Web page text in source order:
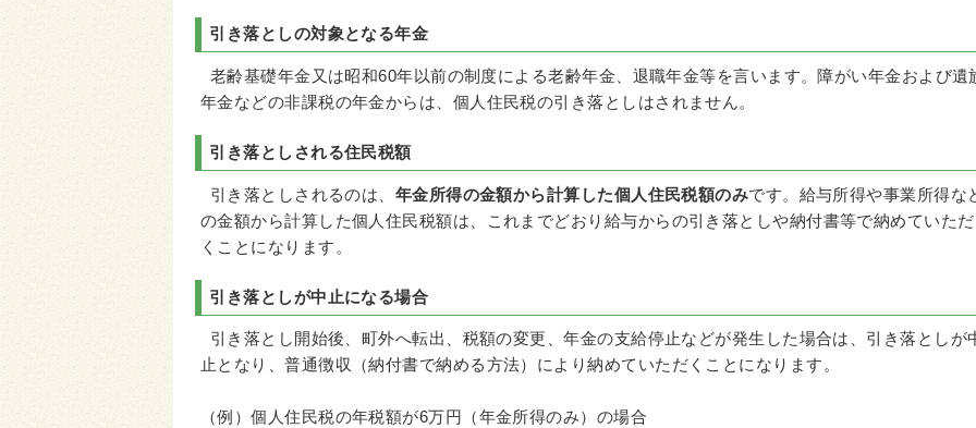
引き落としの対象となる年金
老齢基礎年金又は昭和60年以前の制度による老齢年金、退職年金等を言います。障がい年金および遺
年金などの非課税の年金からは、個人住民税の引き落としはされません。
引き落としされる住民税額
引き落としされるのは、 年金所得の金額から計算した個人住民税額のみです。給与所得や事業所得な
の金額から計算した個人住民税額は、これまでどおり給与からの引き落としや納付書等で納めていただ
くことになります。
引き落としが中止になる場合
引き落とし開始後、町外へ転出、税額の変更、年金の支給停止などが発生した場合は、引き落としが
止となり、普通徴収（納付書で納める方法）により納めていただくことになります。
（例）個人住民税の年税額が6万円（年金所得のみ）の場合